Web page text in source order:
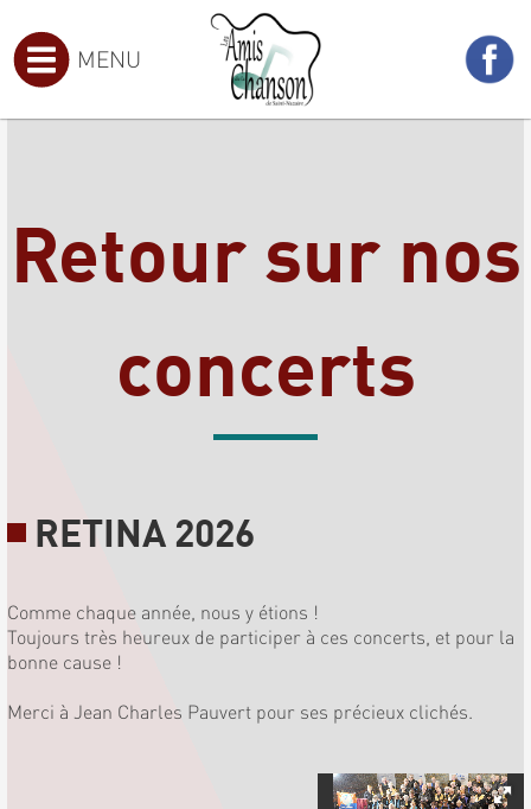
MENU
Retour sur nos
concerts
RETINA 2026
Comme chaque année, nous y étions !
Toujours très heureux de participer à ces concerts, et pour la
bonne cause !
Merci à Jean Charles Pauvert pour ses précieux clichés.